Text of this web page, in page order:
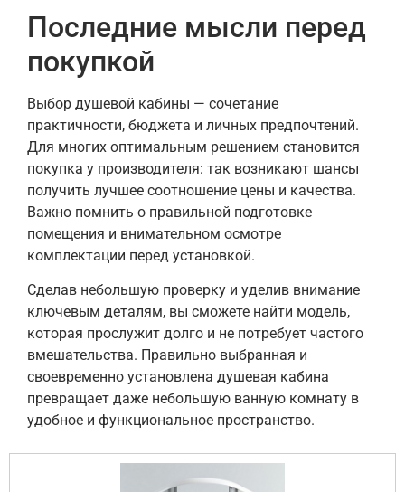
Последние мысли перед
покупкой
Выбор душевой кабины — сочетание
практичности, бюджета и личных предпочтений.
Для многих оптимальным решением становится
покупка у производителя: так возникают шансы
получить лучшее соотношение цены и качества.
Важно помнить о правильной подготовке
помещения и внимательном осмотре
комплектации перед установкой.
Сделав небольшую проверку и уделив внимание
ключевым деталям, вы сможете найти модель,
которая прослужит долго и не потребует частого
вмешательства. Правильно выбранная и
своевременно установлена душевая кабина
превращает даже небольшую ванную комнату в
удобное и функциональное пространство.